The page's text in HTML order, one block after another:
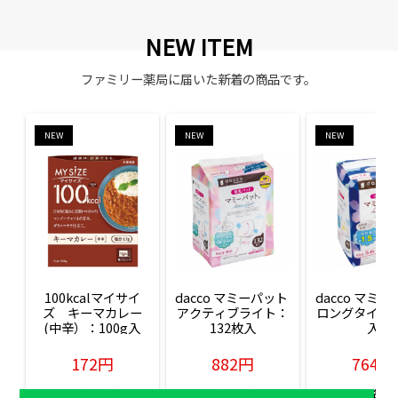
NEW ITEM
ファミリー薬局に届いた新着の商品です。
NEW
100kcalマイサイ
ズ　キーマカレー
(中辛）：100g入
172円
販売価格(税込)
NEW
dacco マミーパット
アクティブライト：
132枚入
882円
販売価格(税込)
NEW
dacco マミー
ロングタイム
入
764円
販売価格(税